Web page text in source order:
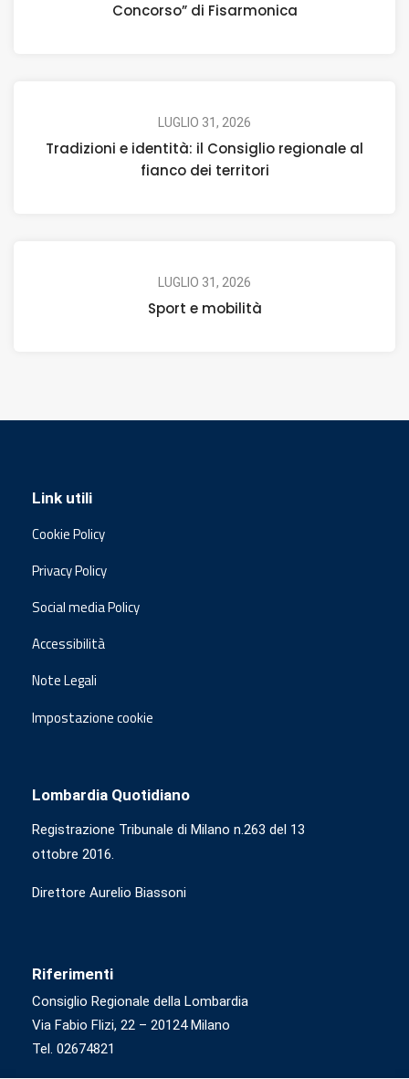
Concorso” di Fisarmonica
LUGLIO 31, 2026
Tradizioni e identità: il Consiglio regionale al
fianco dei territori
LUGLIO 31, 2026
Sport e mobilità
Link utili
Cookie Policy
Privacy Policy
Social media Policy
Accessibilità
Note Legali
Impostazione cookie
Lombardia Quotidiano
Registrazione Tribunale di Milano n.263 del 13
ottobre 2016.
Direttore Aurelio Biassoni
Riferimenti
Consiglio Regionale della Lombardia
Via Fabio Flizi, 22 – 20124 Milano
Tel. 02674821